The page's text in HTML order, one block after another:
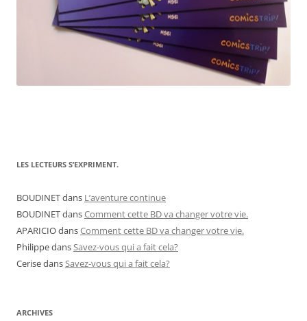
LES LECTEURS S’EXPRIMENT.
BOUDINETdans L’aventure continue
BOUDINETdansComment cette BD va changer votre vie.
APARICIOdansComment cette BD va changer votre vie.
PhilippedansSavez-vous qui a fait cela?
CerisedansSavez-vous qui a fait cela?
ARCHIVES